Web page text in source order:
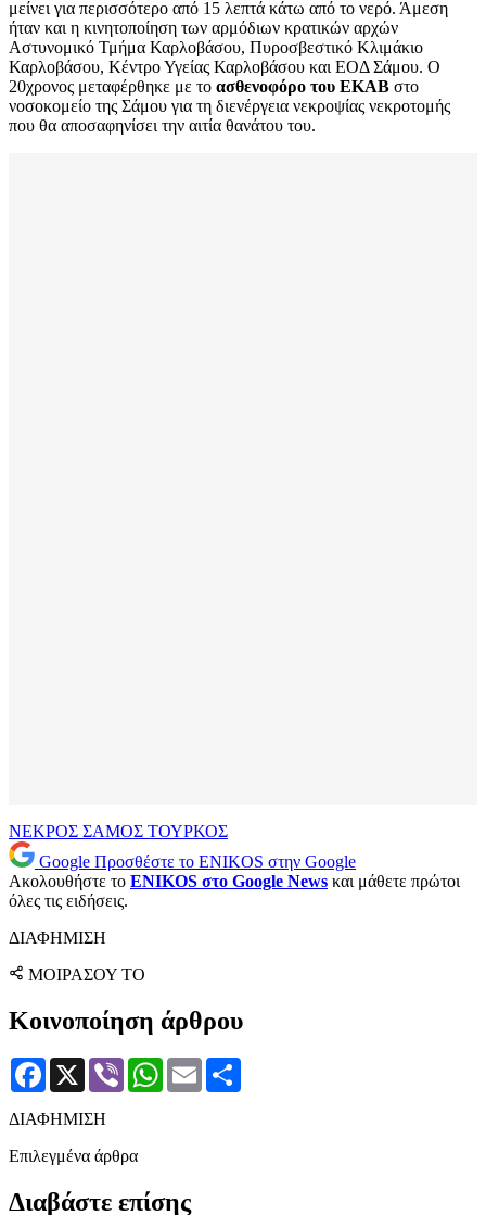
μείνει για περισσότερο από 15 λεπτά κάτω από το νερό. Άμεση
ήταν και η κινητοποίηση των αρμόδιων κρατικών αρχών
Αστυνομικό Τμήμα Καρλοβάσου, Πυροσβεστικό Κλιμάκιο
Καρλοβάσου, Κέντρο Υγείας Καρλοβάσου και ΕΟΔ Σάμου. Ο
20χρονος μεταφέρθηκε με το ασθενοφόρο του ΕΚΑΒ στο
νοσοκομείο της Σάμου για τη διενέργεια νεκροψίας νεκροτομής
που θα αποσαφηνίσει την αιτία θανάτου του.
ΝΕΚΡΟΣ ΣΑΜΟΣ ΤΟΥΡΚΟΣ
Google Προσθέστε το ENIKOS στην Google
Ακολουθήστε το ENIKOS στο Google News και μάθετε πρώτοι
όλες τις ειδήσεις.
ΔΙΑΦΗΜΙΣΗ
ΜΟΙΡΑΣΟΥ ΤΟ
Κοινοποίηση άρθρου
Facebook
X Viber WhatsApp
Email
ΔΙΑΦΗΜΙΣΗ
Επιλεγμένα άρθρα
Διαβάστε επίσης